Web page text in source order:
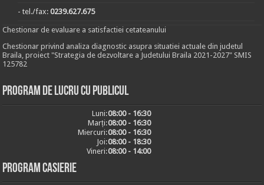
- tel./fax:0239.627.675
Chestionar de evaluare a satisfactiei cetateanului
Chestionar privind analiza diagnostic asupra situatiei actuale din judetul
Braila, proiect "Strategia de dezvoltare a Judetului Braila 2021-2027" SMIS
125782
Program de lucru cu publicul
Luni:08:00 - 16:30
Marți:08:00 - 16:30
Miercuri:08:00 - 16:30
Joi:08:00 - 18:30
Vineri:08:00 - 14:00
Program casierie